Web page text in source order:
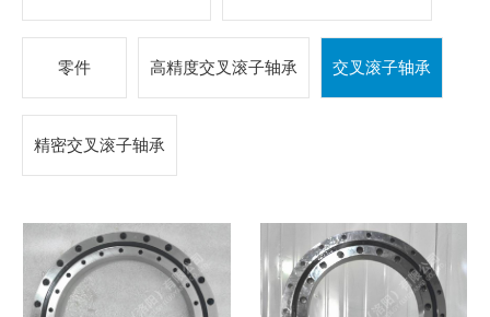
零件 高精度交叉滚子轴承 交叉滚子轴承
精密交叉滚子轴承